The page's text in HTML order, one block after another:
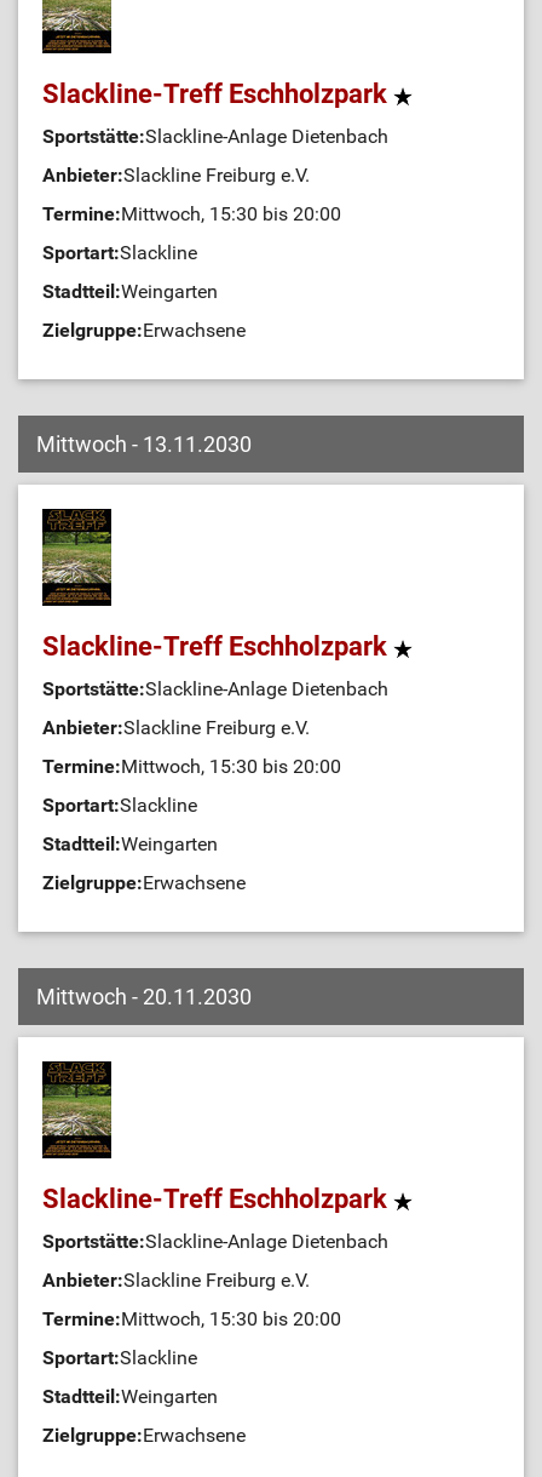
Slackline-Treff Eschholzpark
Sportstätte:Slackline-Anlage Dietenbach
Anbieter:Slackline Freiburg e.V.
Termine:Mittwoch, 15:30 bis 20:00
Sportart:Slackline
Stadtteil:Weingarten
Zielgruppe:Erwachsene
Mittwoch - 13.11.2030
Slackline-Treff Eschholzpark
Sportstätte:Slackline-Anlage Dietenbach
Anbieter:Slackline Freiburg e.V.
Termine:Mittwoch, 15:30 bis 20:00
Sportart:Slackline
Stadtteil:Weingarten
Zielgruppe:Erwachsene
Mittwoch - 20.11.2030
Slackline-Treff Eschholzpark
Sportstätte:Slackline-Anlage Dietenbach
Anbieter:Slackline Freiburg e.V.
Termine:Mittwoch, 15:30 bis 20:00
Sportart:Slackline
Stadtteil:Weingarten
Zielgruppe:Erwachsene